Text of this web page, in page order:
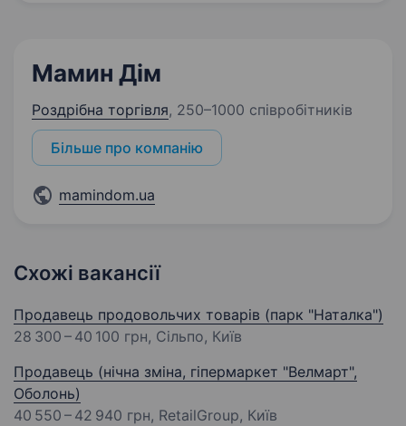
Мамин Дім
Роздрібна торгівля, 250–1000 співробітників
Більше про компанію
mamindom.ua
Схожі вакансії
Продавець продовольчих товарів (парк "Наталка")
28 300 – 40 100 грн, Сільпо, Київ
Продавець (нічна зміна, гіпермаркет "Велмарт",
Оболонь)
40 550 – 42 940 грн, RetailGroup, Київ